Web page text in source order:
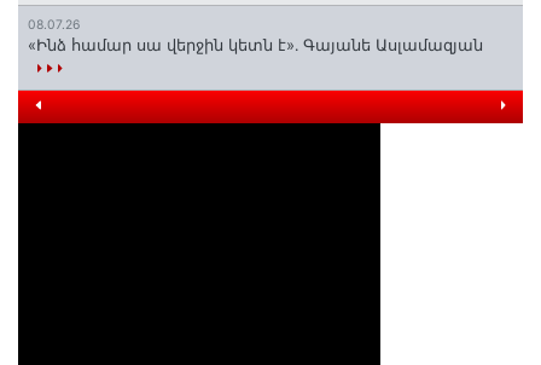
08.07.26
«Ինձ համար սա վերջին կետն է»․ Գայանե Ասլամազյան